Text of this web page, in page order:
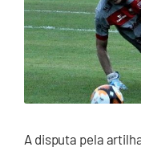
A disputa pela